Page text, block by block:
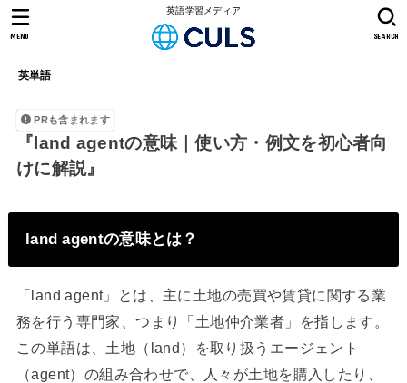
英語学習メディア
英単語
SEARCH
MENU
PRも含まれます
『land agentの意味｜使い方・例文を初心者向
けに解説』
land agentの意味とは？
「land agent」とは、主に土地の売買や賃貸に関する業
務を行う専門家、つまり「土地仲介業者」を指します。
この単語は、土地（land）を取り扱うエージェント
（agent）の組み合わせで、人々が土地を購入したり、